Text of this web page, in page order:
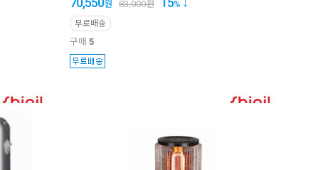
원 83,000원 %
무료배송
구매 5